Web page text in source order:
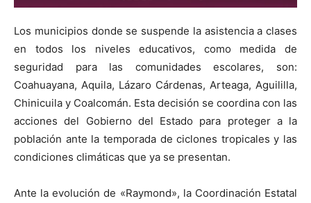
Los municipios donde se suspende la asistencia a clases
en todos los niveles educativos, como medida de
seguridad para las comunidades escolares, son:
Coahuayana, Aquila, Lázaro Cárdenas, Arteaga, Aguililla,
Chinicuila y Coalcomán. Esta decisión se coordina con las
acciones del Gobierno del Estado para proteger a la
población ante la temporada de ciclones tropicales y las
condiciones climáticas que ya se presentan.
Ante la evolución de «Raymond», la Coordinación Estatal